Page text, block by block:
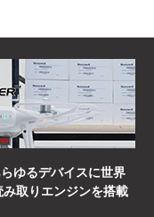
ゆるデバイスに世界
取りエンジンを搭載